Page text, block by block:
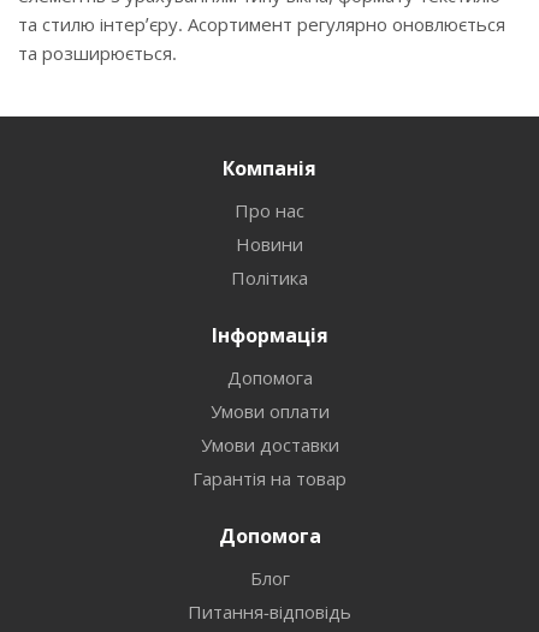
та стилю інтер’єру. Асортимент регулярно оновлюється
та розширюється.
Компанія
Про нас
Новини
Політика
Інформація
Допомога
Умови оплати
Умови доставки
Гарантія на товар
Допомога
Блог
Питання-відповідь